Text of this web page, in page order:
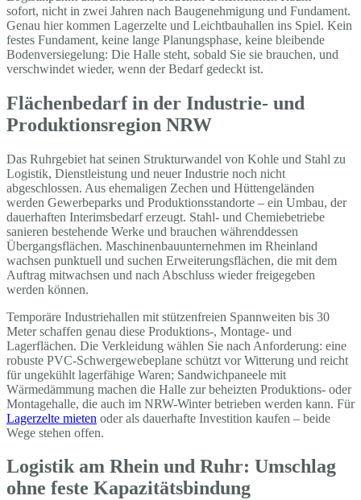
sofort, nicht in zwei Jahren nach Baugenehmigung und Fundament.
Genau hier kommen Lagerzelte und Leichtbauhallen ins Spiel. Kein
festes Fundament, keine lange Planungsphase, keine bleibende
Bodenversiegelung: Die Halle steht, sobald Sie sie brauchen, und
verschwindet wieder, wenn der Bedarf gedeckt ist.
Flächenbedarf in der Industrie- und
Produktionsregion NRW
Das Ruhrgebiet hat seinen Strukturwandel von Kohle und Stahl zu
Logistik, Dienstleistung und neuer Industrie noch nicht
abgeschlossen. Aus ehemaligen Zechen und Hüttengeländen
werden Gewerbeparks und Produktionsstandorte – ein Umbau, der
dauerhaften Interimsbedarf erzeugt. Stahl- und Chemiebetriebe
sanieren bestehende Werke und brauchen währenddessen
Übergangsflächen. Maschinenbauunternehmen im Rheinland
wachsen punktuell und suchen Erweiterungsflächen, die mit dem
Auftrag mitwachsen und nach Abschluss wieder freigegeben
werden können.
Temporäre Industriehallen mit stützenfreien Spannweiten bis 30
Meter schaffen genau diese Produktions-, Montage- und
Lagerflächen. Die Verkleidung wählen Sie nach Anforderung: eine
robuste PVC-Schwergewebeplane schützt vor Witterung und reicht
für ungekühlt lagerfähige Waren; Sandwichpaneele mit
Wärmedämmung machen die Halle zur beheizten Produktions- oder
Montagehalle, die auch im NRW-Winter betrieben werden kann. Für
Lagerzelte mieten oder als dauerhafte Investition kaufen – beide
Wege stehen offen.
Logistik am Rhein und Ruhr: Umschlag
ohne feste Kapazitätsbindung